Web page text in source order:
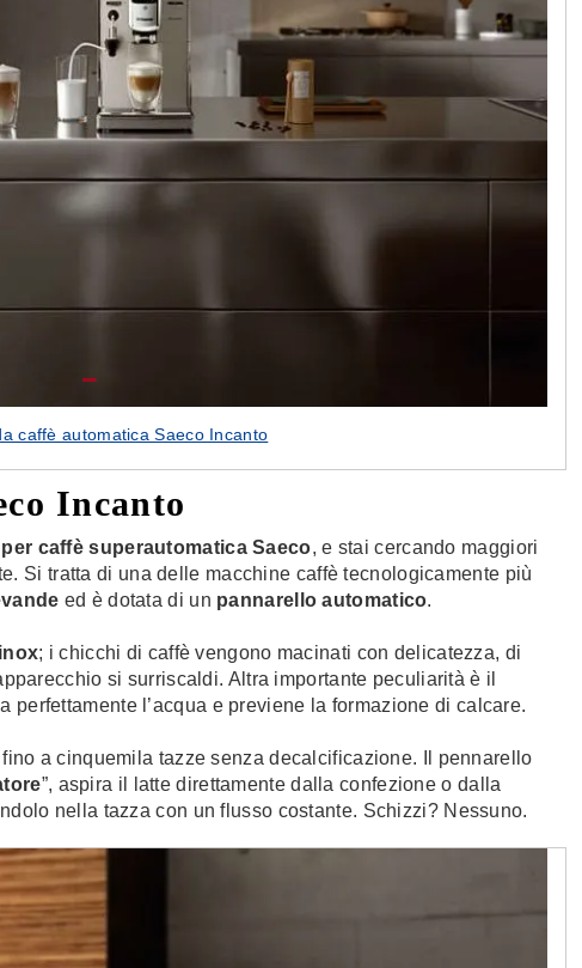
caffè automatica Saeco Incanto
Incanto
caffè superautomatica Saeco, e stai cercando maggiori
Si tratta di una delle macchine caffè tecnologicamente più
ed è dotata di un pannarello automatico.
; i chicchi di caffè vengono macinati con delicatezza, di
si surriscaldi. Altra importante peculiarità è il
perfettamente l’acqua e previene la formazione di calcare.
a cinquemila tazze senza decalcificazione. Il pennarello
”, aspira il latte direttamente dalla confezione o dalla
nella tazza con un flusso costante. Schizzi? Nessuno.
innovativo